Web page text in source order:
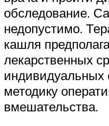
обследование.
недопустимо.
кашля
лекарственных
методику
вмешательства.